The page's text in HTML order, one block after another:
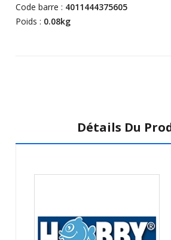
Code barre : 4011444375605
Poids : 0.08kg
Détails Du